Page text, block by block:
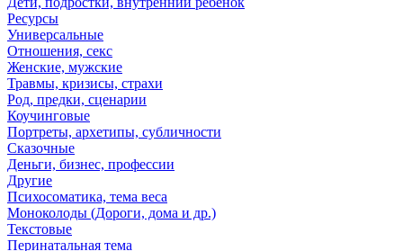
Ресурсы
Универсальные
Отношения, секс
Женские, мужские
Травмы, кризисы, страхи
Род, предки, сценарии
Коучинговые
Портреты, архетипы, субличности
Сказочные
Деньги, бизнес, профессии
Другие
Психосоматика, тема веса
Моноколоды (Дороги, дома и др.)
Текстовые
Перинатальная тема